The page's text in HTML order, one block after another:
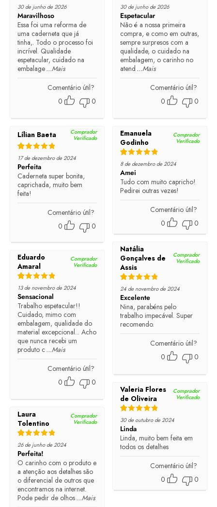
Rated 5out of 5
30 de junho de 2026
Maravilhoso
Essa foi uma reforma de
uma caderneta que já
tinha,. Todo o processo foi
incrível. Qualidade
espetacular, cuidado na
embalage...Mais
Comentário útil?
0
0
Rated 5out of 5
30 de junho de 2026
Espetacular
Não é a nossa primeira
compra, e como em outras,
sempre surpresos com a
qualidade, o cuidado na
embalagem, o carinho no
atend ...Mais
Comentário útil?
0
0
Lílian Baeta
Comprador
Verificado
Rated out of 5
17 de dezembro de 2024
Perfeita
Caderneta super bonita,
caprichada, muito bem
feita!
Comentário útil?
0
0
Emanuela
Godinho
Comprador
Verificado
Rated out of 5
8 de dezembro de 2024
Amei
Tudo com muito capricho!
Pedirei outras vezes!
Comentário útil?
0
0
Natália
Gonçalves de
Assis
Comprador
Verificado
Rated out of 5
24 de novembro de 2024
Excelente
Nina, parabéns pelo
trabalho impecável. Super
recomendo.
Comentário útil?
0
0
Eduardo
Amaral
Comprador
Verificado
Rated out of 5
13 de novembro de 2024
Sensacional
Trabalho espetacular!!
Cuidado, mimo com
embalagem, qualidade do
material excepcional... Acho
que nunca recebi um
produto c...Mais
Comentário útil?
0
0
Valeria Flores
de Oliveira
Comprador
Verificado
Rated 5 out of 5
30 de outubro de 2024
Linda
Linda, muito bem feita em
todos os detalhes
Comentário útil?
0
0
Laura
Tolentino
Comprador
Verificado
Rated 5 out of 5
26 de junho de 2024
Perfeita!
O carinho com o produto e
a atenção aos detalhes são
o diferencial de outros que
encontramos na internet.
Pode pedir de olhos...Mais